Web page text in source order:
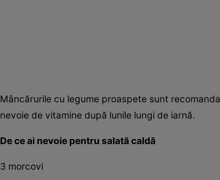
Mâncărurile cu legume proaspete sunt
nevoie de vitamine după lunile lungi de iarnă.
De ce ai nevoie pentru salată caldă
3 morcovi